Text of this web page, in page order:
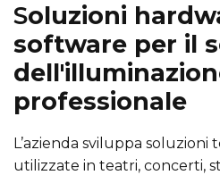
Soluzioni
software per il
professionale
L’azienda sviluppa
utilizzate in teatri, concerti,